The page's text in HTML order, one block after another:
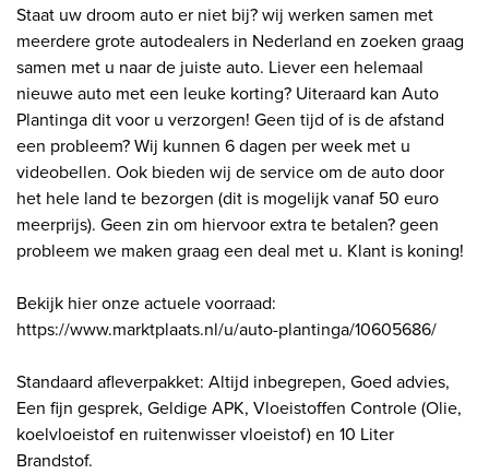
Staat uw droom auto er niet bij? wij werken samen met
meerdere grote autodealers in Nederland en zoeken graag
samen met u naar de juiste auto. Liever een helemaal
nieuwe auto met een leuke korting? Uiteraard kan Auto
Plantinga dit voor u verzorgen! Geen tijd of is de afstand
een probleem? Wij kunnen 6 dagen per week met u
videobellen. Ook bieden wij de service om de auto door
het hele land te bezorgen (dit is mogelijk vanaf 50 euro
meerprijs). Geen zin om hiervoor extra te betalen? geen
probleem we maken graag een deal met u. Klant is koning!
Bekijk hier onze actuele voorraad:
https://www.marktplaats.nl/u/auto-plantinga/10605686/
Standaard afleverpakket: Altijd inbegrepen, Goed advies,
Een fijn gesprek, Geldige APK, Vloeistoffen Controle (Olie,
koelvloeistof en ruitenwisser vloeistof) en 10 Liter
Brandstof.